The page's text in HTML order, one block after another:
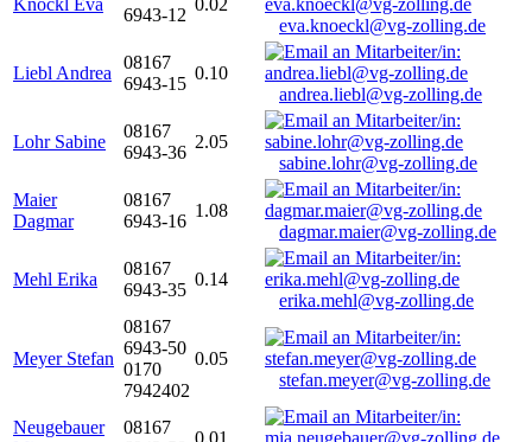
Knöckl Eva
6943-12
0.02
eva.knoeckl@vg-zolling.de
Liebl Andrea
08167
6943-15
0.10
andrea.liebl@vg-zolling.de
Lohr Sabine
08167
6943-36
2.05
sabine.lohr@vg-zolling.de
Maier
Dagmar
08167
6943-16
1.08
dagmar.maier@vg-zolling.de
Mehl Erika
08167
6943-35
0.14
erika.mehl@vg-zolling.de
Meyer Stefan
08167
6943-50
0170
7942402
0.05
stefan.meyer@vg-zolling.de
Neugebauer
08167